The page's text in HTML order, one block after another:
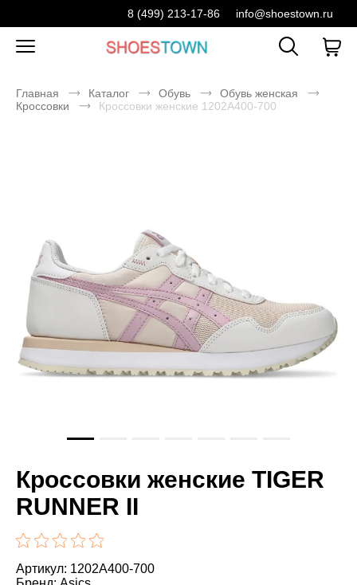
8 (499) 213-17-86 info@shoestown.ru
Главная Каталог Обувь
Обувь женская
Кроссовки
Кроссовки женские 1202A400-700
Кроссовки женские TIGER
RUNNER II
Артикул: 1202A400-700